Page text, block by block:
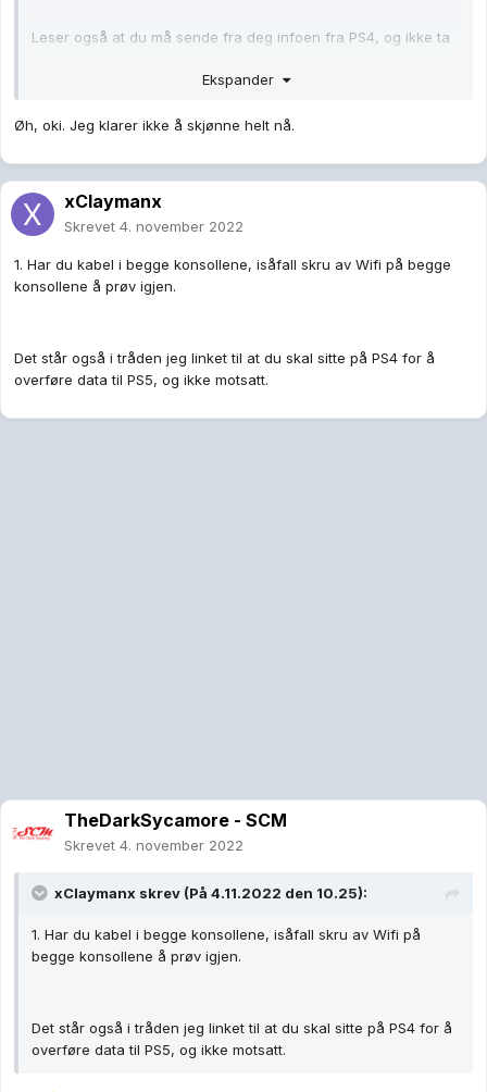
Leser også at du må sende fra deg infoen fra PS4, og ikke ta
Ekspander
Øh, oki. Jeg klarer ikke å skjønne helt nå.
xClaymanx
Skrevet 4. november 2022
1. Har du kabel i begge konsollene, isåfall skru av Wifi på begge
konsollene å prøv igjen.
Det står også i tråden jeg linket til at du skal sitte på PS4 for å
overføre data til PS5, og ikke motsatt.
TheDarkSycamore - SCM
Skrevet 4. november 2022
xClaymanx skrev (På 4.11.2022 den 10.25):
1. Har du kabel i begge konsollene, isåfall skru av Wifi på
begge konsollene å prøv igjen.
Det står også i tråden jeg linket til at du skal sitte på PS4 for å
overføre data til PS5, og ikke motsatt.